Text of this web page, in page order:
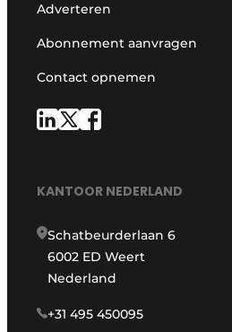
Adverteren
Abonnement aanvragen
Contact opnemen
KANTOOR NEDERLAND
Schatbeurderlaan 6
6002 ED Weert
Nederland
+31 495 450095